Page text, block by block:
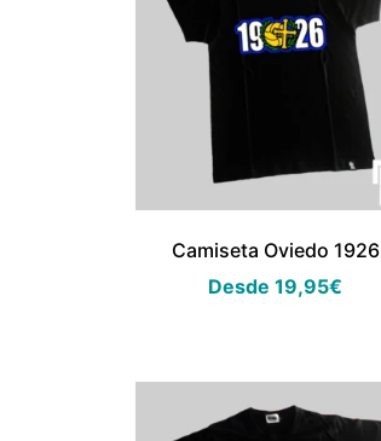
Camiseta Oviedo 1926
Desde19,95€